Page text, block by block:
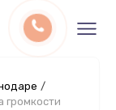
/
громкости